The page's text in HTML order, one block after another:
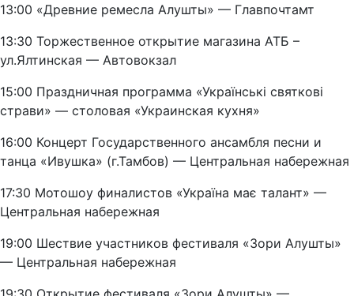
13:00 «Древние ремесла Алушты» — Главпочтамт
13:30 Торжественное открытие магазина АТБ –
ул.Ялтинская — Автовокзал
15:00 Праздничная программа «Українські святкові
страви» — столовая «Украинская кухня»
16:00 Концерт Государственного ансамбля песни и
танца «Ивушка» (г.Тамбов) — Центральная набережная
17:30 Мотошоу финалистов «Україна має талант» —
Центральная набережная
19:00 Шествие участников фестиваля «Зори Алушты»
— Центральная набережная